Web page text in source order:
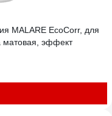
MALARE EcoCorr, для
матовая, эффект